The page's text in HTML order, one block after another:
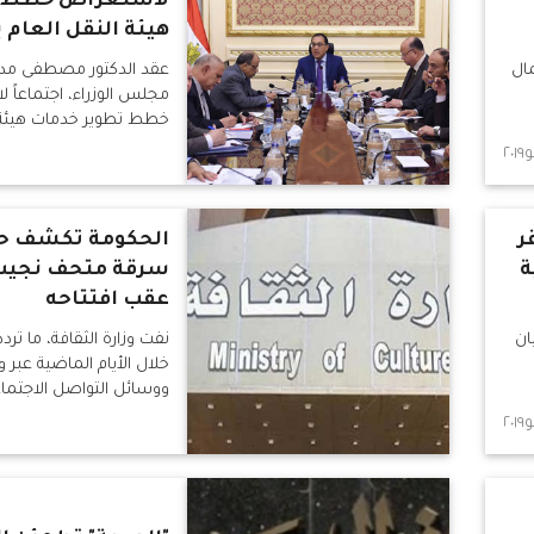
هيئة النقل العام
عقد الدكتور مصطفى
مجلس الوزراء،
خطط تطوير خدمات هيئة
الحكومة تكشف
سرقة متحف
عقب افتتاحه
نفت وزارة الثقافة، ما
خلال الأيام الماضية عبر
ووسائل التواصل